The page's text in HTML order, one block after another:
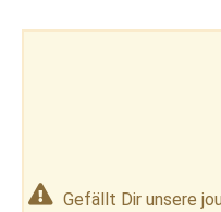
Gefällt Dir unsere